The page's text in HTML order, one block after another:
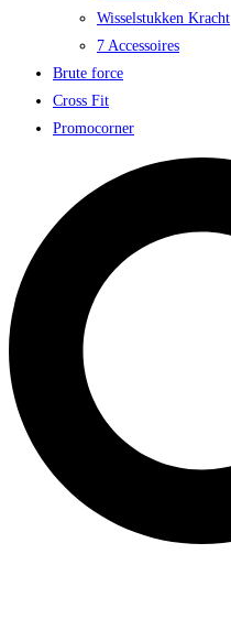
Wisselstukken Kracht
7 Accessoires
Brute force
Cross Fit
Promocorner